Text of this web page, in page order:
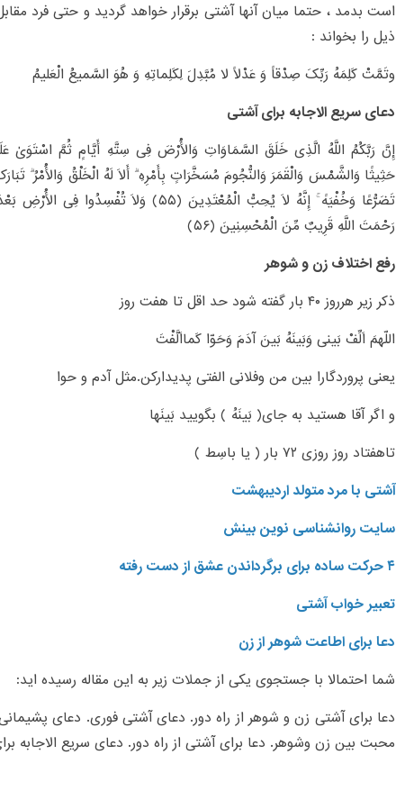
است بدمد ، حتما میان آنها آشتی برقرار خواهد گردید و حتی فرد
ذیل را بخواند :
وتَمَّتْ کَلِمَهُ رَبِّکَ صِدْقاً وَ عَدْلاً لا مُبَّدِلَ لِکَلِماتِهِ وَ هُوَ السَّمیعُ الْعَلیمُ
دعای سریع الاجابه برای آشتی
إِنَّ رَبَّکُمُ اللَّهُ الَّذِی خَلَقَ السَّمَاوَاتِ وَالْأَرْضَ فِی سِتَّهِ أَیَّامٍ ثُمَّ اسْتَوَىٰ
تَضَرُّعًا وَخُفْیَهً ۚ إِنَّهُ لَا یُحِبُّ الْمُعْتَدِینَ (۵۵)
رَحْمَتَ اللَّهِ قَرِیبٌ مِّنَ الْمُحْسِنِینَ (۵۶)
رفع اختلاف زن و شوهر
ذکر زیر هرروز ۴۰ بار گفته شود حد اقل تا هفت روز
اللّهمَ اَلِّفْ بَینی وَبَینَهُ بَینَ آدَمَ وَحَوّا کَمااَلَّفْتَ
یعنی پروردگارا بین من وفلانی الفتی پدیدارکن.مثل آدم و حوا
و اگر آقا هستید به جای( بَینَهُ ) بگویید بَینَها
تاهفتاد روز روزی ۷۲ بار ( یا باسِط )
آشتی با مرد متولد اردیبهشت
سایت روانشناسی نوین بینش
۴ حرکت ساده برای برگرداندن عشق از دست رفته
تعبیر خواب آشتی
دعا برای اطاعت شوهر از زن
شما احتمالا با جستجوی یکی از جملات زیر به این مقاله رسیده اید:
دعا برای آشتی زن و شوهر از راه دور. دعای آشتی فوری. دعای
محبت بین زن وشوهر. دعا برای آشتی از راه دور. دعای سریع الاجابه